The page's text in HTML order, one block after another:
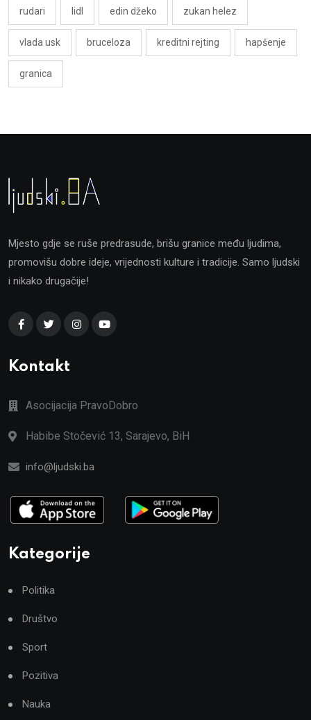
rudari lidl edin džeko zukan helez
vlada usk bruceloza kreditni rejting hapšenje
granica
Mjesto gdje se ruše predrasude, brišu granice među ljudima,
promovišu dobre ideje, vrijednosti kulture i tradicije. Samo ljudski
i nikako drugačije!
Kontakt
Asocijacija PravoDobro
Habibe Stočević 13, Sarajevo, BiH
info@ljudski.ba
Kategorije
Politika
Društvo
Sport
Pozitiva
Nauka